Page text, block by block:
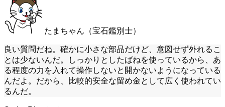
たまちゃん（宝石鑑別士）
良い質問だね。確かに小さな部品だけど、意図せず外れるこ
とは少ないんだ。しっかりとしたばねを使っているから、あ
る程度の力を入れて操作しないと開かないようになっている
んだよ。だから、比較的安全な留め金として広く使われてい
るんだ。